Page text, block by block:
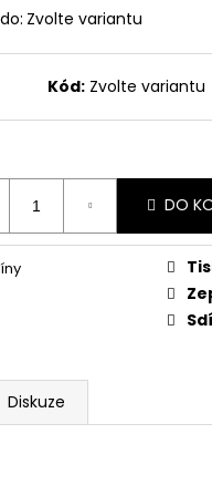
Zvolte variantu
Kód: Zvolte variantu
DO
Diskuze